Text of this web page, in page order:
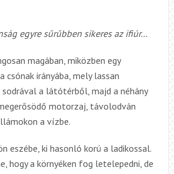
egyre sűrűbben sikeres az ifiúr…
magában, miközben egy
csónak irányába, mely lassan
a látótérből, majd a néhány
motorzaj, távolodván
a vízbe.
eszébe, ki hasonló korú a ladikossal.
hogy a környéken fog letelepedni, de